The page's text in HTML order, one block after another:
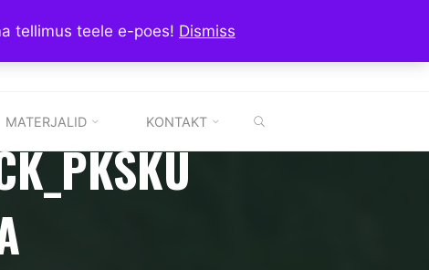
MATERJALID KONTAKT
tellimus teele e-poes! Dismiss